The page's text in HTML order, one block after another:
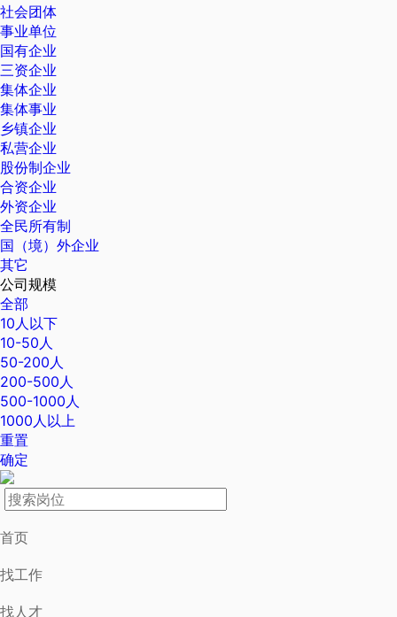
社会团体
事业单位
国有企业
三资企业
集体企业
集体事业
乡镇企业
私营企业
股份制企业
合资企业
外资企业
全民所有制
国（境）外企业
其它
公司规模
全部
10人以下
10-50人
50-200人
200-500人
500-1000人
1000人以上
重置
确定
首页
找工作
找人才